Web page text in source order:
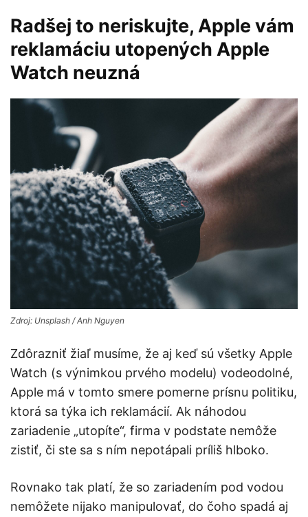
Radšej to neriskujte, Apple vám
reklamáciu utopených Apple
Watch neuzná
Zdroj: Unsplash / Anh Nguyen
Zdôrazniť žiaľ musíme, že aj keď sú všetky Apple
Watch (s výnimkou prvého modelu) vodeodolné,
Apple má v tomto smere pomerne prísnu politiku,
ktorá sa týka ich reklamácií. Ak náhodou
zariadenie „utopíte“, firma v podstate nemôže
zistiť, či ste sa s ním nepotápali príliš hlboko.
Rovnako tak platí, že so zariadením pod vodou
nemôžete nijako manipulovať, do čoho spadá aj